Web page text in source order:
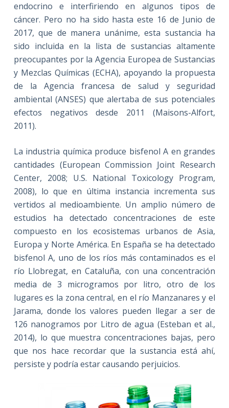
endocrino e interfiriendo en algunos tipos de
cáncer. Pero no ha sido hasta este 16 de Junio de
2017, que de manera unánime, esta sustancia ha
sido incluida en la lista de sustancias altamente
preocupantes por la Agencia Europea de Sustancias
y Mezclas Químicas (ECHA), apoyando la propuesta
de la Agencia francesa de salud y seguridad
ambiental (ANSES) que alertaba de sus potenciales
efectos negativos desde 2011 (Maisons-Alfort,
2011).
La industria química produce bisfenol A en grandes
cantidades (European Commission Joint Research
Center, 2008; U.S. National Toxicology Program,
2008), lo que en última instancia incrementa sus
vertidos al medioambiente. Un amplio número de
estudios ha detectado concentraciones de este
compuesto en los ecosistemas urbanos de Asia,
Europa y Norte América. En España se ha detectado
bisfenol A, uno de los ríos más contaminados es el
río Llobregat, en Cataluña, con una concentración
media de 3 microgramos por litro, otro de los
lugares es la zona central, en el río Manzanares y el
Jarama, donde los valores pueden llegar a ser de
126 nanogramos por Litro de agua (Esteban et al.,
2014), lo que muestra concentraciones bajas, pero
que nos hace recordar que la sustancia está ahí,
persiste y podría estar causando perjuicios.